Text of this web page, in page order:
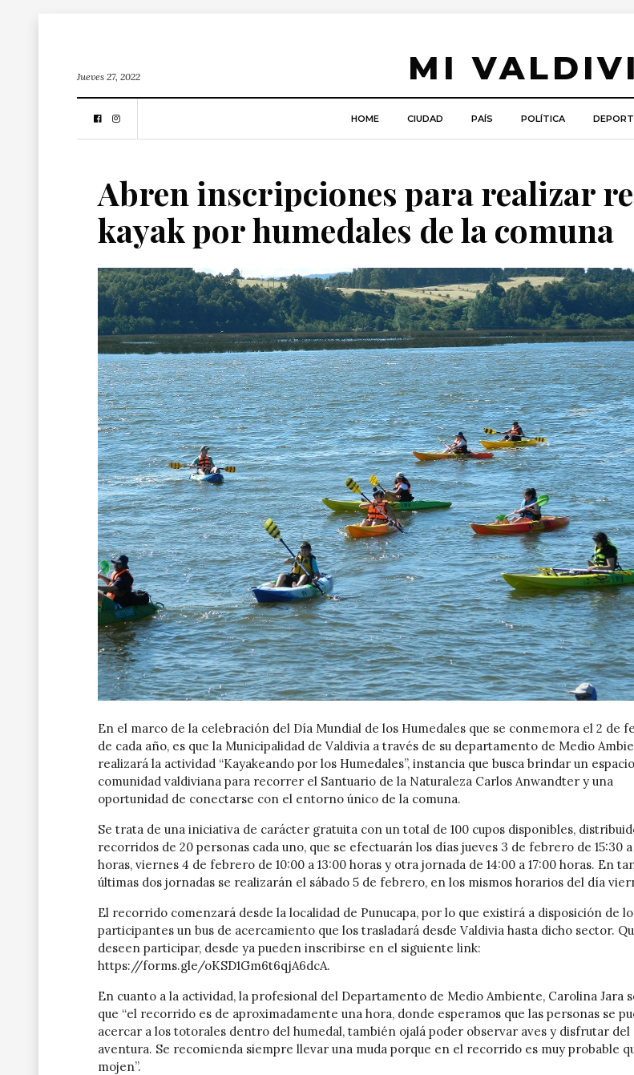
MI
Jueves 27, 2022
HOME CIUDAD PAÍS POLÍTICA
Abren inscripciones para realizar
kayak por humedales de la comuna
En el marco de la celebración del Día Mundial de los Humedales que se conmemora el 2 de
de cada año, es que la Municipalidad de Valdivia a través de su departamento de Medio
realizará la actividad “Kayakeando por los Humedales”, instancia que busca brindar un
comunidad valdiviana para recorrer el Santuario de la Naturaleza Carlos Anwandter y una
oportunidad de conectarse con el entorno único de la comuna.
Se trata de una iniciativa de carácter gratuita con un total de 100 cupos disponibles,
recorridos de 20 personas cada uno, que se efectuarán los días jueves 3 de febrero de 15:30 a
horas, viernes 4 de febrero de 10:00 a 13:00 horas y otra jornada de 14:00 a 17:00 horas. En
últimas dos jornadas se realizarán el sábado 5 de febrero, en los mismos horarios del día
El recorrido comenzará desde la localidad de Punucapa, por lo que existirá a disposición de
participantes un bus de acercamiento que los trasladará desde Valdivia hasta dicho sector.
deseen participar, desde ya pueden inscribirse en el siguiente link:
https://forms.gle/oKSD1Gm6t6qjA6dcA.
En cuanto a la actividad, la profesional del Departamento de Medio Ambiente, Carolina Jara
que “el recorrido es de aproximadamente una hora, donde esperamos que las personas se
acercar a los totorales dentro del humedal, también ojalá poder observar aves y disfrutar del
aventura. Se recomienda siempre llevar una muda porque en el recorrido es muy probable
mojen”.